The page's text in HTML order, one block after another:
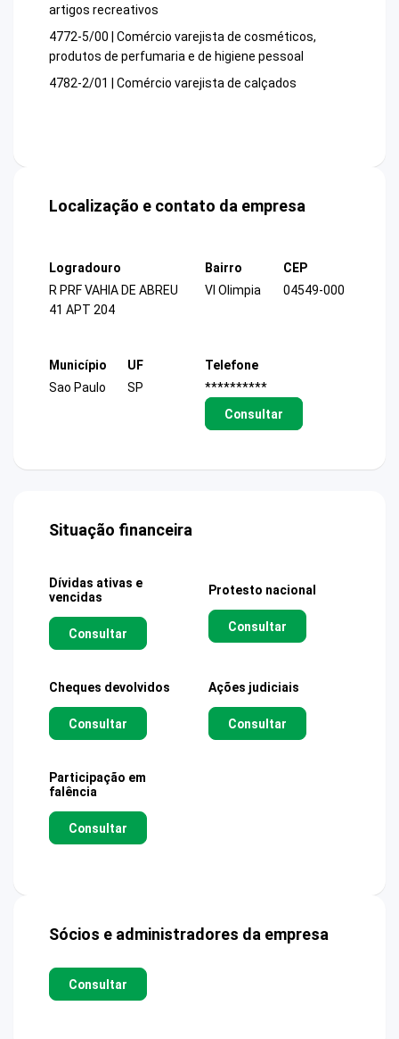
artigos recreativos
4772-5/00 | Comércio varejista de cosméticos,
produtos de perfumaria e de higiene pessoal
4782-2/01 | Comércio varejista de calçados
Localização e contato da empresa
Logradouro
R PRF VAHIA DE ABREU
41 APT 204
Bairro
Vl Olimpia
CEP
04549-000
Município
Sao Paulo
UF
SP
Telefone
**********
Consultar
Situação financeira
Dívidas ativas e
vencidas
Consultar
Protesto nacional
Consultar
Cheques devolvidos
Consultar
Ações judiciais
Consultar
Participação em
falência
Consultar
Sócios e administradores da empresa
Consultar